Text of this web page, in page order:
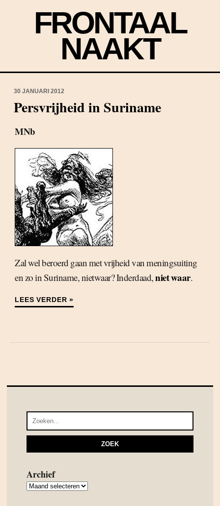
FRONTAAL
NAAKT
30 JANUARI 2012
Persvrijheid in Suriname
MNb
Zal wel beroerd gaan met vrijheid van meningsuiting
en zo in Suriname, nietwaar? Inderdaad,niet waar.
LEES VERDER »
Archief
Archief